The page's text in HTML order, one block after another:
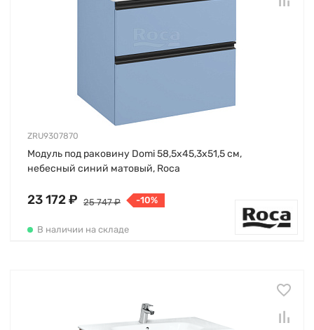
ZRU9307870
Модуль под раковину Domi 58,5х45,3х51,5 см,
небесный синий матовый, Roca
23 172 ₽ 25 747 ₽ -10%
В наличии на складе